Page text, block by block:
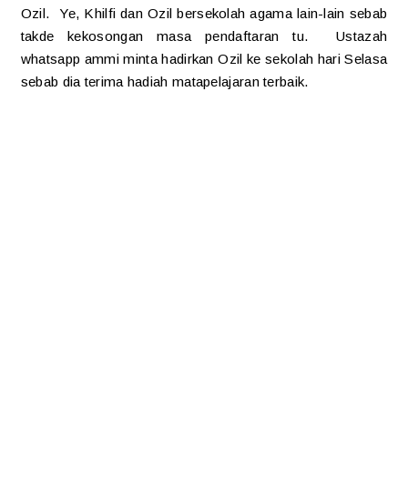
Ozil. Ye, Khilfi dan Ozil bersekolah agama lain-lain sebab
takde kekosongan masa pendaftaran tu. Ustazah
whatsapp ammi minta hadirkan Ozil ke sekolah hari Selasa
sebab dia terima hadiah matapelajaran terbaik.